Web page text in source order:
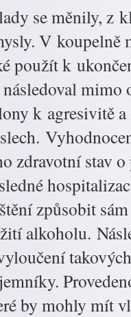
se měnily, z
V koupelně
použít k
mimo
k agresivitě
zdravotní stav
způsobit
alkoholu.
by mohly mít